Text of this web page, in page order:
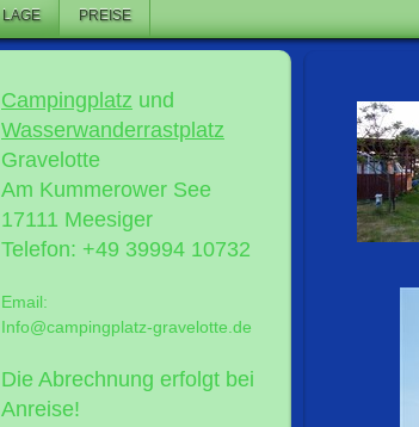
LAGE PREISE
Campingplatz und
Wasserwanderrastplatz
Gravelotte
Am Kummerower See
17111 Meesiger
Telefon: +49 39994 10732
Email:
Info@campingplatz-gravelotte.de
Die Abrechnung erfolgt bei
Anreise!